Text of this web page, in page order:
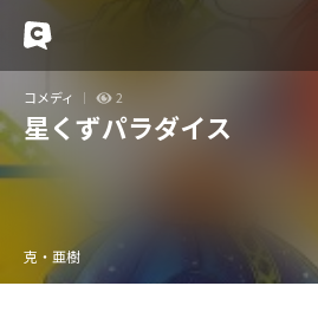
コメディ 2
星くずパラダイス
克・亜樹